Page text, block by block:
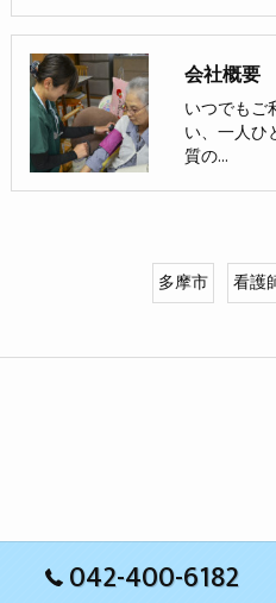
会社概要
いつでもご
い、一人ひ
質の…
多摩市 看護
042-400-6182